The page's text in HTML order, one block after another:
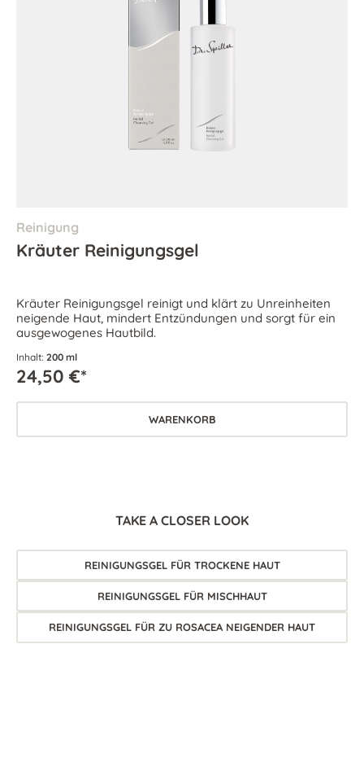
Reinigung
Kräuter Reinigungsgel
Kräuter Reinigungsgel reinigt und klärt zu Unreinheiten
neigende Haut, mindert Entzündungen und sorgt für ein
ausgewogenes Hautbild.
Inhalt: 200 ml
24,50 €*
WARENKORB
TAKE A CLOSER LOOK
REINIGUNGSGEL FÜR TROCKENE HAUT
REINIGUNGSGEL FÜR MISCHHAUT
REINIGUNGSGEL FÜR ZU ROSACEA NEIGENDER HAUT